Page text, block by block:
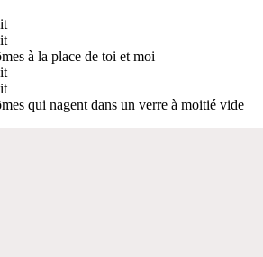
à la place de toi et moi
qui nagent dans un verre à moitié vide